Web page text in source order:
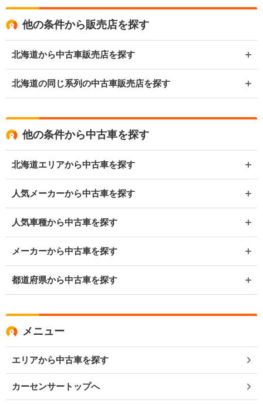
他の条件から販売店を探す
北海道から中古車販売店を探す
北海道の同じ系列の中古車販売店を探す
他の条件から中古車を探す
北海道エリアから中古車を探す
人気メーカーから中古車を探す
人気車種から中古車を探す
メーカーから中古車を探す
都道府県から中古車を探す
メニュー
エリアから中古車を探す
カーセンサートップへ